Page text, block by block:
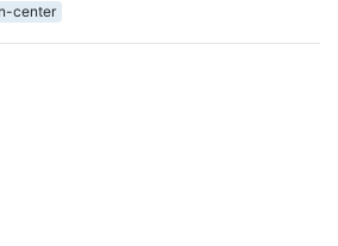
center